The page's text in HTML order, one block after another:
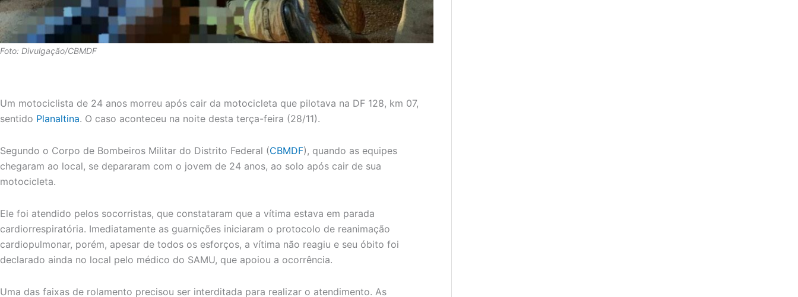
Foto: Divulgação/CBMDF
Um motociclista de 24 anos morreu após cair da motocicleta que pilotava na DF 128, km 07,
sentido Planaltina. O caso aconteceu na noite desta terça-feira (28/11).
Segundo o Corpo de Bombeiros Militar do Distrito Federal (CBMDF), quando as equipes
chegaram ao local, se depararam com o jovem de 24 anos, ao solo após cair de sua
motocicleta.
Ele foi atendido pelos socorristas, que constataram que a vítima estava em parada
cardiorrespiratória. Imediatamente as guarnições iniciaram o protocolo de reanimação
cardiopulmonar, porém, apesar de todos os esforços, a vítima não reagiu e seu óbito foi
declarado ainda no local pelo médico do SAMU, que apoiou a ocorrência.
Uma das faixas de rolamento precisou ser interditada para realizar o atendimento. As